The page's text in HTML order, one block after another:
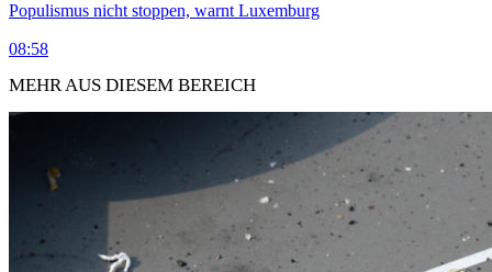
Populismus nicht stoppen, warnt Luxemburg
08:58
MEHR AUS DIESEM BEREICH